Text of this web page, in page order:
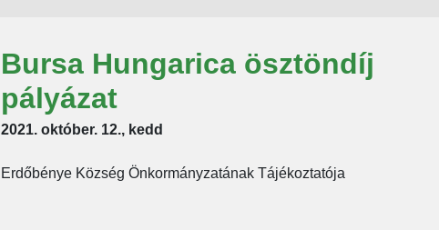
Bursa Hungarica ösztöndíj
pályázat
2021. október. 12., kedd
Erdőbénye Község Önkormányzatának Tájékoztatója